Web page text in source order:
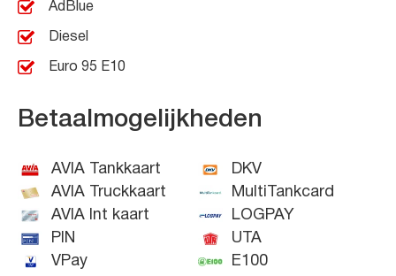
AdBlue
Diesel
Euro 95 E10
Betaalmogelijkheden
AVIA Tankkaart
AVIA Truckkaart
AVIA Int kaart
PIN
VPay
DKV
MultiTankcard
LOGPAY
UTA
E100